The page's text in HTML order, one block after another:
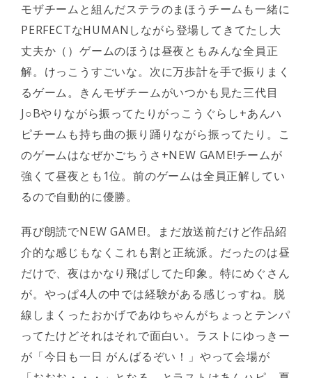
モザチームと組んだステラのまほうチームも一緒に
PERFECTなHUMANしながら登場してきてたし大
丈夫か（）ゲームのほうは昼夜ともみんな全員正
解。けっこうすごいな。次に万歩計を手で振りまく
るゲーム。きんモザチームがいつかも見た三代目
J○Bやりながら振ってたりがっこうぐらし+あんハ
ピチームも持ち曲の振り踊りながら振ってたり。こ
のゲームはなぜかごちうさ+NEW GAME!チームが
強くて昼夜とも1位。前のゲームは全員正解してい
るので自動的に優勝。
再び朗読でNEW GAME!。まだ放送前だけど作品紹
介的な感じもなくこれも割と正統派。だったのは昼
だけで、夜はかなり飛ばしてた印象。特にめぐさん
が。やっぱ4人の中では経験がある感じっすね。脱
線しまくったおかげであゆちゃんがちょっとテンパ
ってたけどそれはそれで面白い。ラストにゆっきー
が「今日も一日 がんばるぞい！」やって会場が